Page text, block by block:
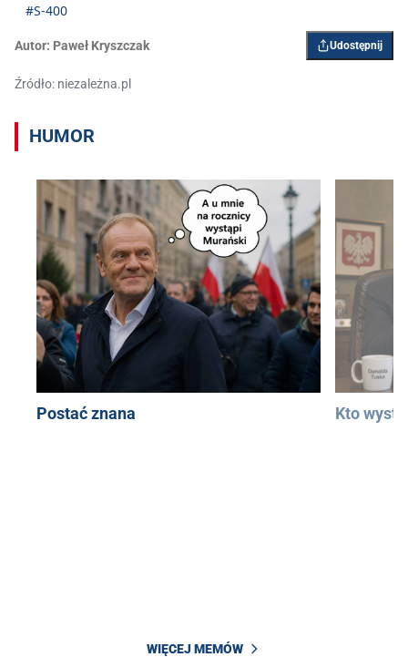
#S-400
Autor: Paweł Kryszczak Udostępnij
Źródło: niezależna.pl
HUMOR
Postać znana Kto
WIĘCEJ MEMÓW